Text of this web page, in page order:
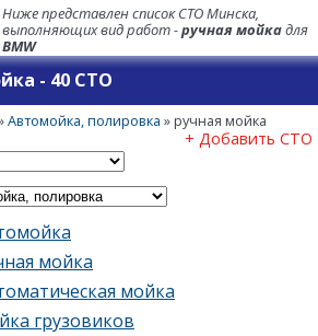
Ниже представлен список СТО Минска,
выполняющих вид работ -ручная мойкадля
BMW
- 40 СТО
Автомойка, полировка »ручная мойка
+ Добавить СТО
мойка
мойка
грузовиков